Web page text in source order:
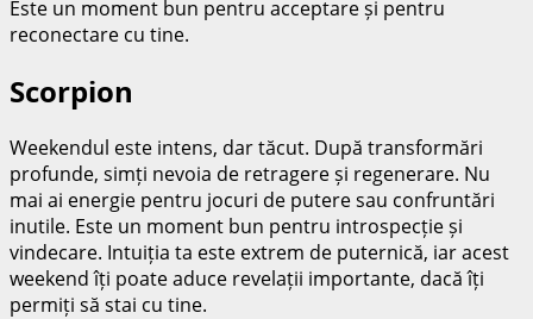
Este un moment bun pentru acceptare și pentru
reconectare cu tine.
Scorpion
Weekendul este intens, dar tăcut. După transformări
profunde, simți nevoia de retragere și regenerare. Nu
mai ai energie pentru jocuri de putere sau confruntări
inutile. Este un moment bun pentru introspecție și
vindecare. Intuiția ta este extrem de puternică, iar acest
weekend îți poate aduce revelații importante, dacă îți
permiți să stai cu tine.